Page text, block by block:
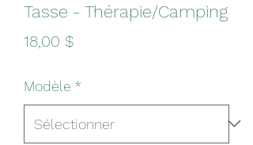
Tasse - Thérapie/Camping
18,00 $
Modèle *